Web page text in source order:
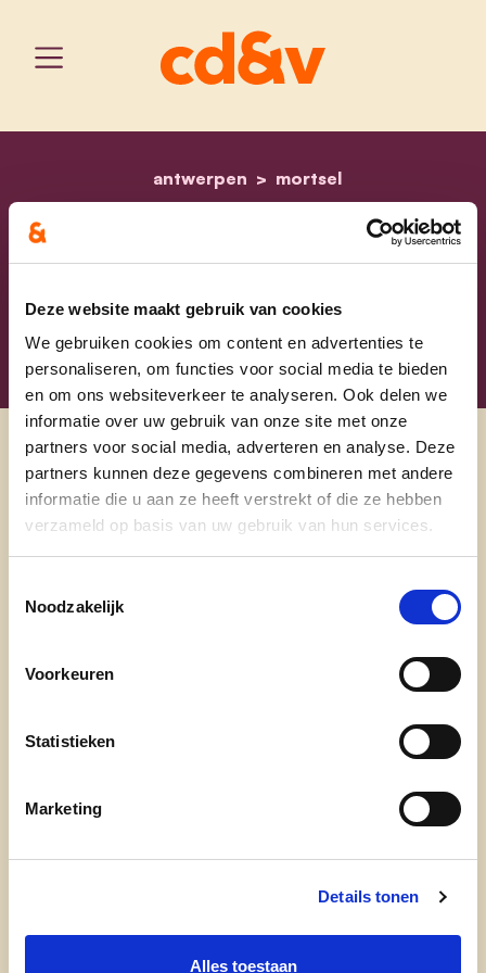
Deze website maakt gebruik van cookies
We gebruiken cookies om content en advertenties te
personaliseren, om functies voor social media te bieden
en om ons websiteverkeer te analyseren. Ook delen we
informatie over uw gebruik van onze site met onze
partners voor social media, adverteren en analyse. Deze
partners kunnen deze gegevens combineren met andere
informatie die u aan ze heeft verstrekt of die ze hebben
verzameld op basis van uw gebruik van hun services.
Noodzakelijk
Voorkeuren
Statistieken
Marketing
Details tonen
Alles toestaan
home
antwerpen mortsel
cd&v mortsel: beleid en
CD&V Mortsel:
Beleid en visie
Bestuursakkoord 2013-2018